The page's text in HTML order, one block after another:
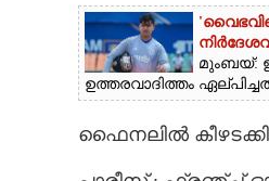
CONTACT US
മുംബയ്:
ഉത്തരവാദിത്തം
ഫൈനലിൽ